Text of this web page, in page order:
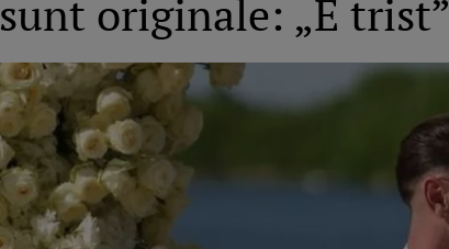
sunt originale: „E trist”